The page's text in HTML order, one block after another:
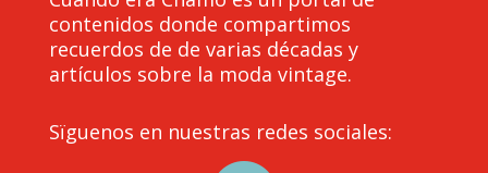
contenidos donde compartimos
recuerdos de de varias décadas y
artículos sobre la moda vintage.
Sïguenos en nuestras redes sociales: